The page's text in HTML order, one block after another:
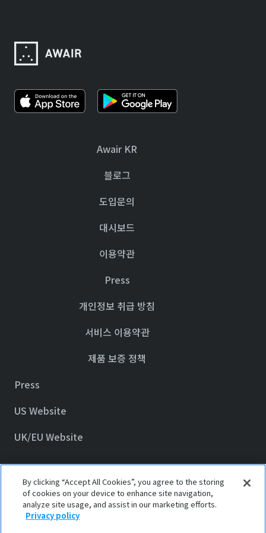
Awair KR
블로그
도입문의
대시보드
이용약관
Press
개인정보 취급 방침
서비스 이용약관
제품 보증 정책
Press
US Website
UK/EU Website
© 2023 Awair Inc.
Privacy
By clicking “Accept All Cookies”, you agree to the storing
of cookies on your device to enhance site navigation,
analyze site usage, and assist in our marketing efforts.
Privacy policy